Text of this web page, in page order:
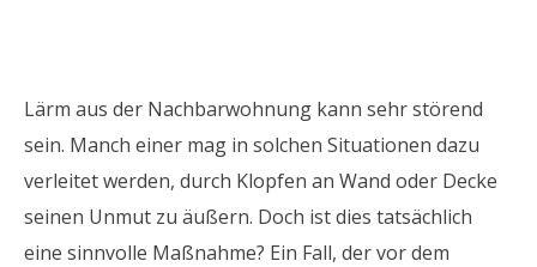
Lärm aus der Nachbarwohnung kann sehr störend
sein. Manch einer mag in solchen Situationen dazu
verleitet werden, durch Klopfen an Wand oder Decke
seinen Unmut zu äußern. Doch ist dies tatsächlich
eine sinnvolle Maßnahme? Ein Fall, der vor dem